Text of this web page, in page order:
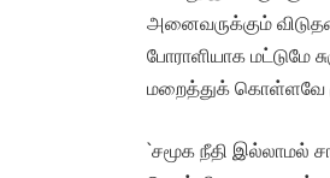
அனைவருக்கும்
போராளியாக மட்டுமே
மறைத்துக் கொள்ளவே
`சமூக நீதி இல்லாமல்